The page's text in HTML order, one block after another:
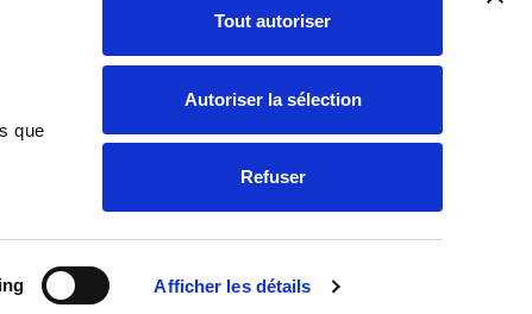
que
Afficher les détails
Tout autoriser
Autoriser la sélection
Refuser